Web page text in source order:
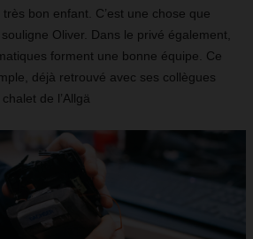
bon enfant. C’est une chose que
Oliver. Dans le privé également,
forment une bonne équipe. Ce
déjà retrouvé avec ses collègues
de l’Allgä